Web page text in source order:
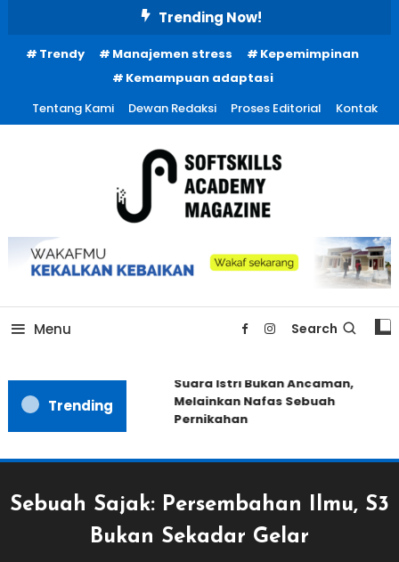
Content
Trending Now!
Trendy Manajemen stress
Kepemimpinan
Kemampuan adaptasi
Tentang Kami
Dewan Redaksi Proses Editorial Kontak
Menu Search
Trending
Suara Istri Bukan Ancaman,
Melainkan Nafas Sebuah
Pernikahan
Sebuah Sajak: Persembahan Ilmu, S3
Bukan Sekadar Gelar